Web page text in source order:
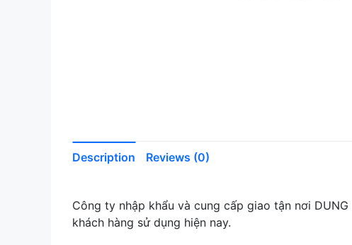
Description Reviews (0)
Công ty nhập khẩu và cung cấp giao tận nơi
khách hàng sử dụng hiện nay.